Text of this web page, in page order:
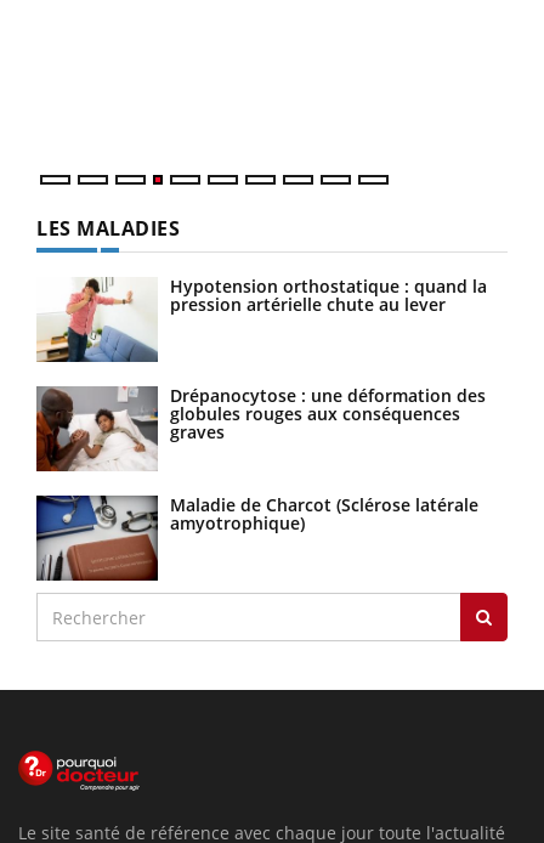
LES MALADIES
Hypotension orthostatique : quand la
pression artérielle chute au lever
Drépanocytose : une déformation des
globules rouges aux conséquences
graves
Maladie de Charcot (Sclérose latérale
amyotrophique)
Le site santé de référence avec chaque jour toute l'actualité